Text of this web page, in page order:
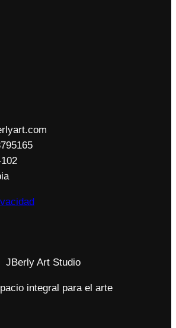
JBerly Art Studio
integral para el arte